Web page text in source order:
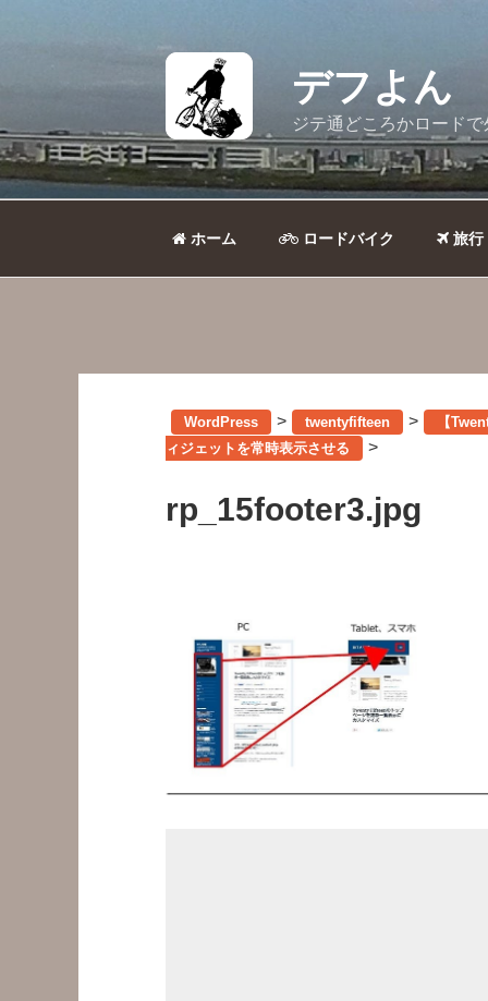
へ
ス
キ
デフよん
ジテ通どころかロードで
ホーム ロードバイク 旅行
WordPress > twentyfifteen >
【
ィジェットを常時表示させる
>
rp_15footer3.jpg